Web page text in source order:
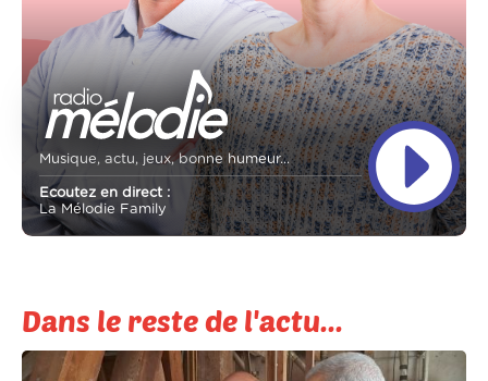
Musique, actu, jeux, bonne humeur...
Ecoutez en direct :
La Mélodie Family
Dans le reste de l'actu...